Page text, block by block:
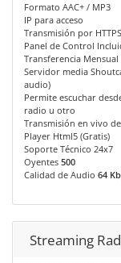
Formato AAC+ / MP3
IP para acceso
Transmisión por HTTPS
Panel de Control
Transferencia
Servidor media
audio)
Permite escuchar
radio u otro
Transmisión en vivo
Player Html5 (Gratis)
Soporte Técnico 24x7
Oyentes 500
Calidad de Audio 64
Streaming